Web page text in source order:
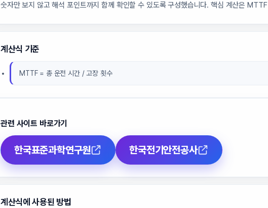
숫자만 보지 않고 해석 포인트까지 함께 확인할 수 있도록 구성했습니다. 핵심 계산은
계산식 기준
MTTF = 총 운전 시간 / 고장 횟수
관련 사이트 바로가기
한국표준과학연구원 한국전기안전공사
계산식에 사용된 방법